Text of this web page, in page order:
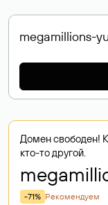
Домен свободен!
кто-то другой.
-71% Рекомендуем